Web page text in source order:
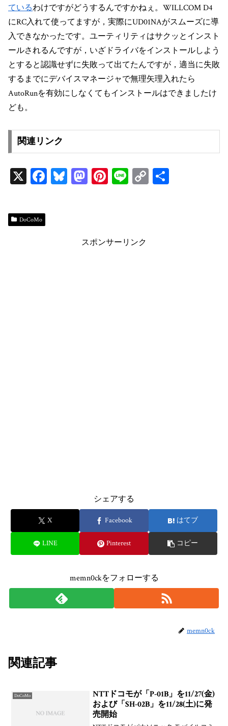
ているわけですがどうするんですかねぇ。WILLCOM D4
にRC入れて使ってますが，実際にUD01NAがスムーズに導
入できなかったです。ユーティリティはサクッとインスト
ールされるんですが，いざドライバをインストールしよう
とすると認識せずに失敗って出てたんですが，適当に失敗
するまでにデバイスマネージャで無理矢理入れたら
AutoRunを有効にしなくてもインストールはできましたけ
ども。
関連リンク
X Fa Bl M
n
Pi
t
Li C
DoCoMo
スポンサーリンク
シェアする
X Facebook はてブ
LINE Pinterest コピー
memn0ckをフォローする
memn0ck
関連記事
DoCoMo
NTTドコモが「P-01B」を11/27(金)
および「SH-02B」を11/28(土)に発
売開始